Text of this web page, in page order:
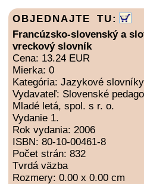
OBJEDNAJTE TU:
Francúzsko-slovenský a
vreckový slovník
Cena: 13.24 EUR
Mierka: 0
Kategória: Jazykové
Vydavateľ: Slovenské
Mladé letá, spol. s r. o.
Vydanie 1.
Rok vydania: 2006
ISBN: 80-10-00461-8
Počet strán: 832
Tvrdá väzba
Rozmery: 0.00 x 0.00 cm